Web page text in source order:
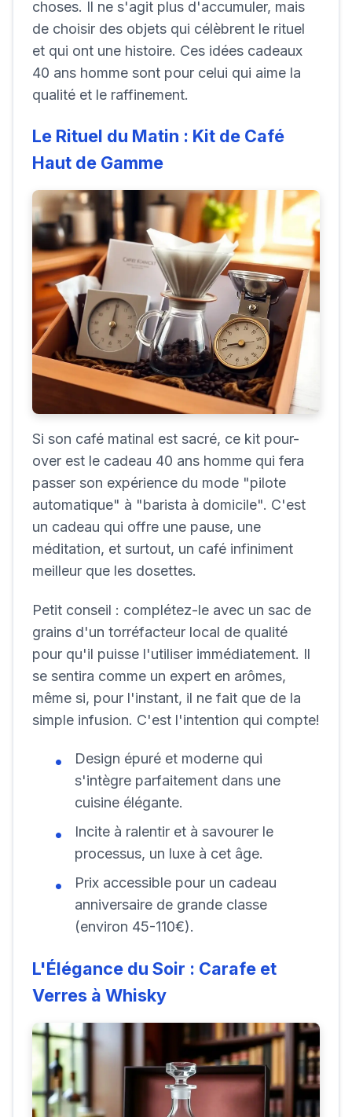
choses. Il ne s'agit plus d'accumuler, mais
de choisir des objets qui célèbrent le rituel
et qui ont une histoire. Ces idées cadeaux
40 ans homme sont pour celui qui aime la
qualité et le raffinement.
Le Rituel du Matin : Kit de Café
Haut de Gamme
Si son café matinal est sacré, ce kit pour-
over est le cadeau 40 ans homme qui fera
passer son expérience du mode "pilote
automatique" à "barista à domicile". C'est
un cadeau qui offre une pause, une
méditation, et surtout, un café infiniment
meilleur que les dosettes.
Petit conseil : complétez-le avec un sac de
grains d'un torréfacteur local de qualité
pour qu'il puisse l'utiliser immédiatement. Il
se sentira comme un expert en arômes,
même si, pour l'instant, il ne fait que de la
simple infusion. C'est l'intention qui compte!
Design épuré et moderne qui
s'intègre parfaitement dans une
cuisine élégante.
Incite à ralentir et à savourer le
processus, un luxe à cet âge.
Prix accessible pour un cadeau
anniversaire de grande classe
(environ 45-110€).
L'Élégance du Soir : Carafe et
Verres à Whisky